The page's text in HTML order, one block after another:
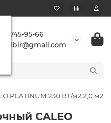
745-95-66
PLATINUM 230 ВТ/м2 2,0 м2
CALEO